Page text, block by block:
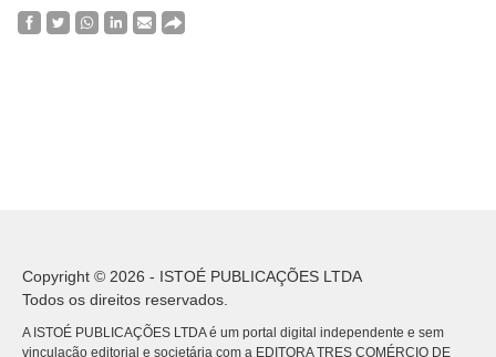
Copyright © 2026 - ISTOÉ PUBLICAÇÕES LTDA
Todos os direitos reservados.
A ISTOÉ PUBLICAÇÕES LTDA é um portal digital independente e sem
vinculação editorial e societária com a EDITORA TRES COMÉRCIO DE